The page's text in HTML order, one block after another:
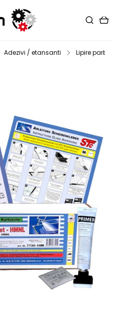
Adezivi / etansanti Lipire parbriz